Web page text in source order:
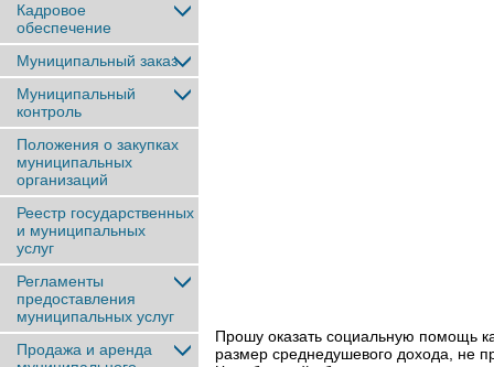
Кадровое
обеспечение
Муниципальный заказ
Муниципальный
контроль
Положения о закупках
муниципальных
организаций
Реестр государственных
и муниципальных
услуг
Регламенты
предоставления
муниципальных услуг
Продажа и аренда
Прошу оказать социальную помощь
размер среднедушевого дохода, не